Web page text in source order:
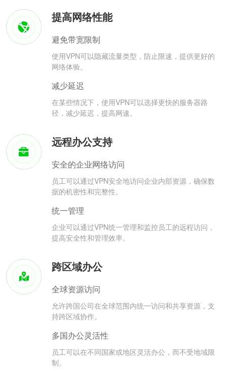
提高网络性能
避免带宽限制
使用VPN可以隐藏流量类型，防止限速，提供更好的
网络体验。
减少延迟
在某些情况下，使用VPN可以选择更快的服务器路
径，减少延迟，提高网速。
远程办公支持
安全的企业网络访问
员工可以通过VPN安全地访问企业内部资源，确保数
据的机密性和完整性。
统一管理
企业可以通过VPN统一管理和监控员工的远程访问，
提高安全性和管理效率。
跨区域办公
全球资源访问
允许跨国公司在全球范围内统一访问和共享资源，支
持跨区域协作。
多国办公灵活性
员工可以在不同国家或地区灵活办公，而不受地域限
制。